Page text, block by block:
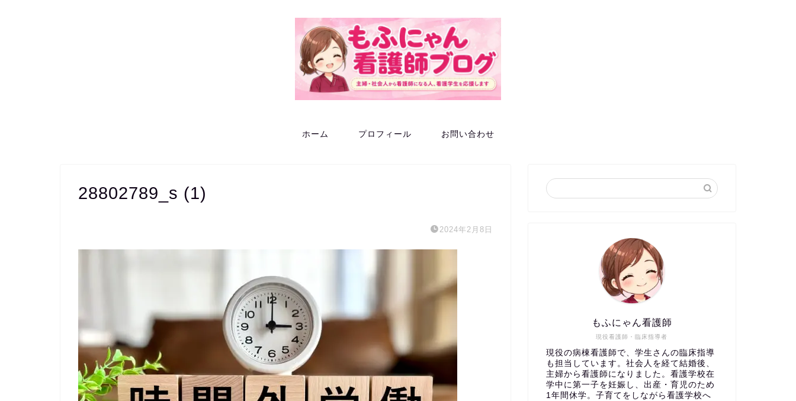
ホーム プロフィール お問い合わせ
28802789_s (1)
2024年2月8日
現役看護師・臨床指導者
もふにゃん看護師
現役の病棟看護師で、学生さんの臨床指導
も担当しています。社会人を経て結婚後、
主婦から看護師になりました。看護学校在
学中に第一子を妊娠し、出産・育児のため
1年間休学。子育てをしながら看護学校へ